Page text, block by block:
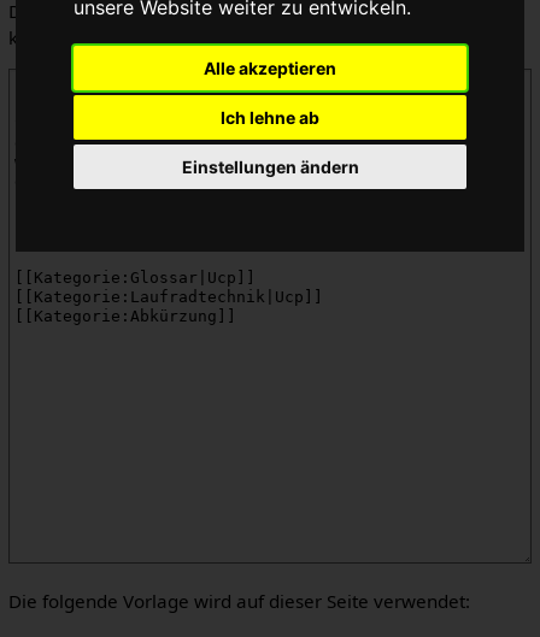
unsere Website weiter zu entwickeln.
Alle akzeptieren
Ich lehne ab
Einstellungen ändern
Du kannst den Quelltext dieser Seite betrachten und
kopieren.
Die folgende Vorlage wird auf dieser Seite verwendet: